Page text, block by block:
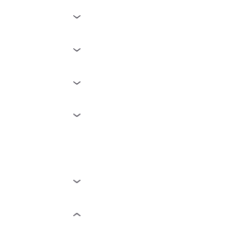
›
›
›
›
›
›